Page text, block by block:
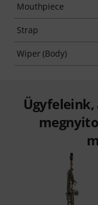
Mouthpiece
Strap
Wiper (Body)